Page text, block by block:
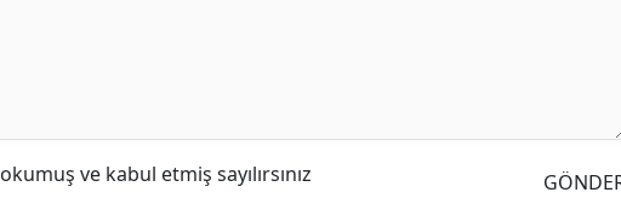
okumuş ve kabul etmiş sayılırsınız